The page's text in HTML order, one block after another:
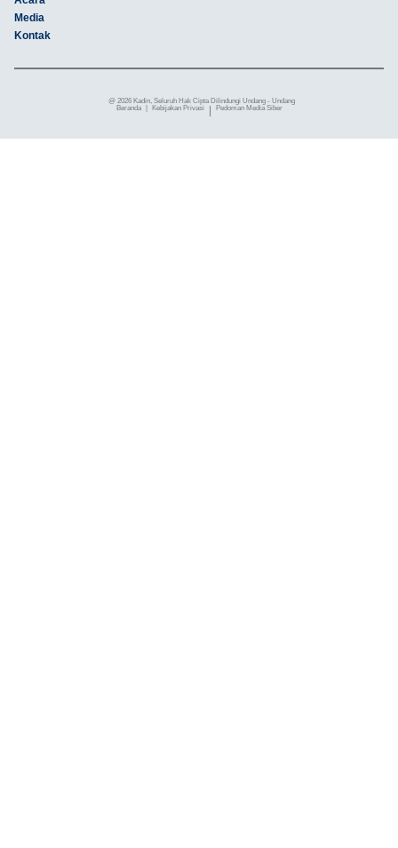
Media
Kontak
@ 2026 Kadin, Seluruh Hak Cipta Dilindungi Undang - Undang
Beranda
Kebijakan Privasi Pedoman Media Siber